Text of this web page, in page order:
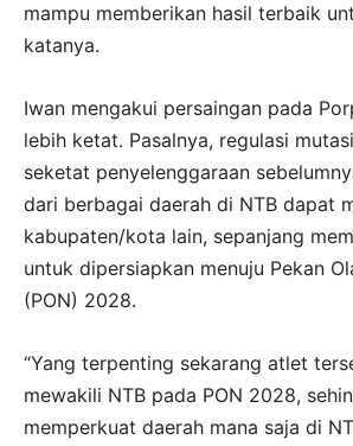
mampu memberikan hasil terbaik
katanya.
Iwan mengakui persaingan pada
lebih ketat. Pasalnya, regulasi
seketat penyelenggaraan
dari berbagai daerah di NTB dapat
kabupaten/kota lain, sepanjang
untuk dipersiapkan menuju Pekan
(PON) 2028.
“Yang terpenting sekarang atlet
mewakili NTB pada PON 2028,
memperkuat daerah mana saja di